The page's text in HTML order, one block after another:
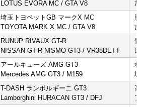
LOTUS EVORA MC / GTA V8
加
埼玉トヨペットGB マークX MC
TOYOTA MARK X MC / GTA V8
脇
吉
RUNUP RIVAUX GT-R
NISSAN GT-R NISMO GT3 / VR38DETT
青
田
アールキューズ AMG GT3
Mercedes AMG GT3 / M159
和
城
T-DASH ランボルギーニ GT3
Lamborghini HURACAN GT3 / DFJ
高
ア